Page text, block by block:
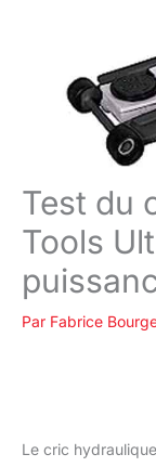
Test du
Tools
Par Fabrice
Le cric